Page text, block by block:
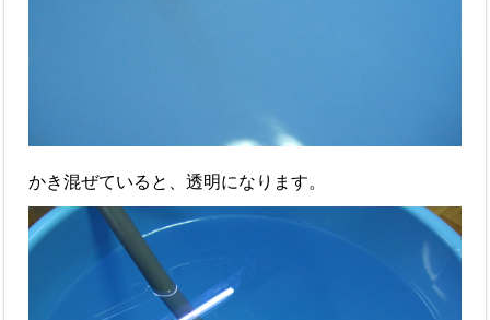
かき混ぜていると、透明になります。